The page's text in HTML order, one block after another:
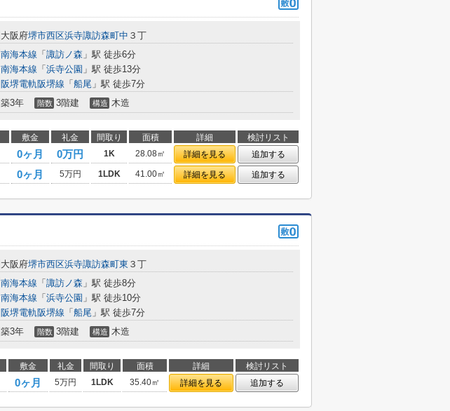
大阪府堺市西区浜寺諏訪森町中 ３丁
南海本線 「 諏訪ノ森 」駅 徒歩6分
南海本線 「 浜寺公園 」駅 徒歩13分
阪堺電軌阪堺線 「 船尾 」駅 徒歩7分
築3年 階数 3階建 構造 木造
敷金 礼金 間取り 面積 詳細
検討リスト
0ヶ月 0万円 1K 28.08㎡ 詳細を見る
追加する
0ヶ月 5万円 1LDK 41.00㎡ 詳細を見る 追加する
大阪府堺市西区浜寺諏訪森町東 ３丁
南海本線 「 諏訪ノ森 」駅 徒歩8分
南海本線 「 浜寺公園 」駅 徒歩10分
阪堺電軌阪堺線 「 船尾 」駅 徒歩7分
築3年 階数 3階建 構造 木造
敷金 礼金 間取り 面積 詳細
検討リスト
0ヶ月 5万円 1LDK 35.40㎡ 詳細を見る 追加する